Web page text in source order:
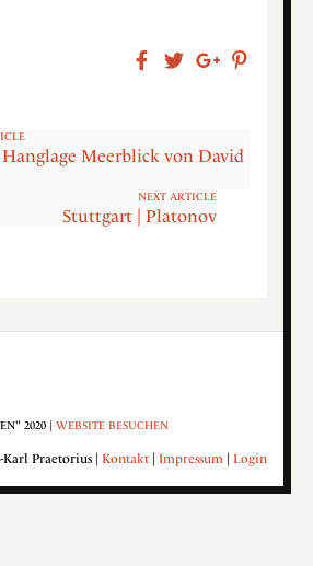
Meerblick von David
NEXT ARTICLE
Stuttgart | Platonov
2020 | WEBSITE BESUCHEN
Praetorius | Kontakt Impressum Login